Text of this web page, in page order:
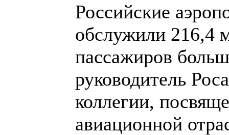
Российские
обслужили 216,4
пассажиров
руководитель
коллегии,
авиационной